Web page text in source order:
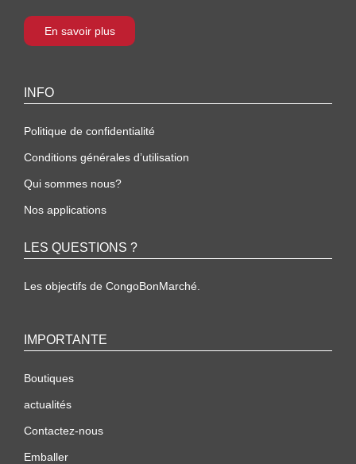
En savoir plus
INFO
Politique de confidentialité
Conditions générales d’utilisation
Qui sommes nous?
Nos applications
LES QUESTIONS ?
Les objectifs de CongoBonMarché.
IMPORTANTE
Boutiques
actualités
Contactez-nous
Emballer